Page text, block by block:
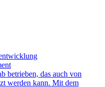
betrieben, das auch von
werden kann. Mit dem